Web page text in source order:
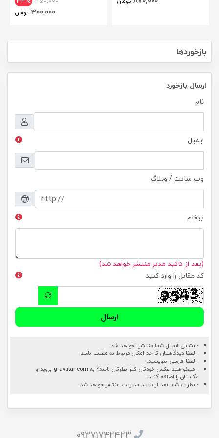
300,000 تومان
بازخوردها
ارسال بازخورد
نام
ایمیل
وب سایت / وبلاگ
پیغام
(بعد از تائید مدیر منتشر خواهد شد)
کد مقابل را وارد کنید
ارسال
- نشانی ایمیل شما منتشر نخواهد شد.
- لطفا دیدگاهتان تا حد امکان مربوط به مطلب باشد.
- لطفا فارسی بنویسید.
- میخواهید عکس خودتان کنار نظرتان باشد؟ به gravatar.com بروید و
عکستان را اضافه کنید.
- نظرات شما بعد از تایید مدیریت منتشر خواهد شد
09371742423